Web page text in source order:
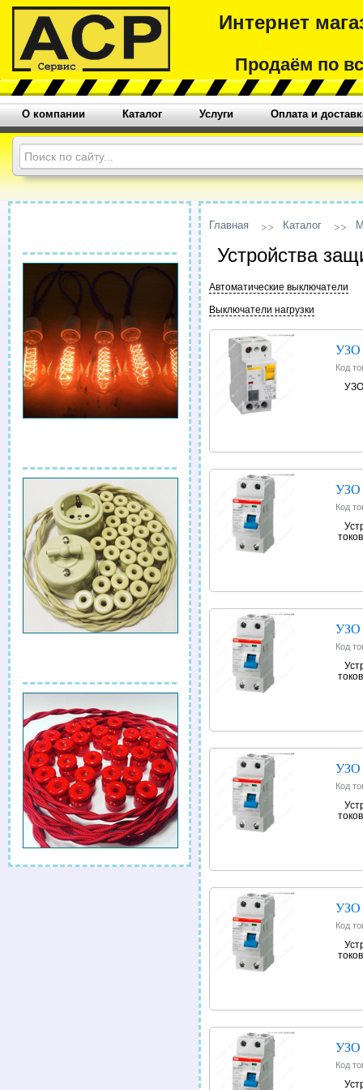
Интернет
Продаём по
О компании Каталог Услуги Оплата и
Главная Каталог
Устройства
Автоматические выключатели
Выключатели нагрузки
УЗО
Код
УЗО
Код
УЗО
Код
УЗО
Код
УЗО
Код
УЗО
Код